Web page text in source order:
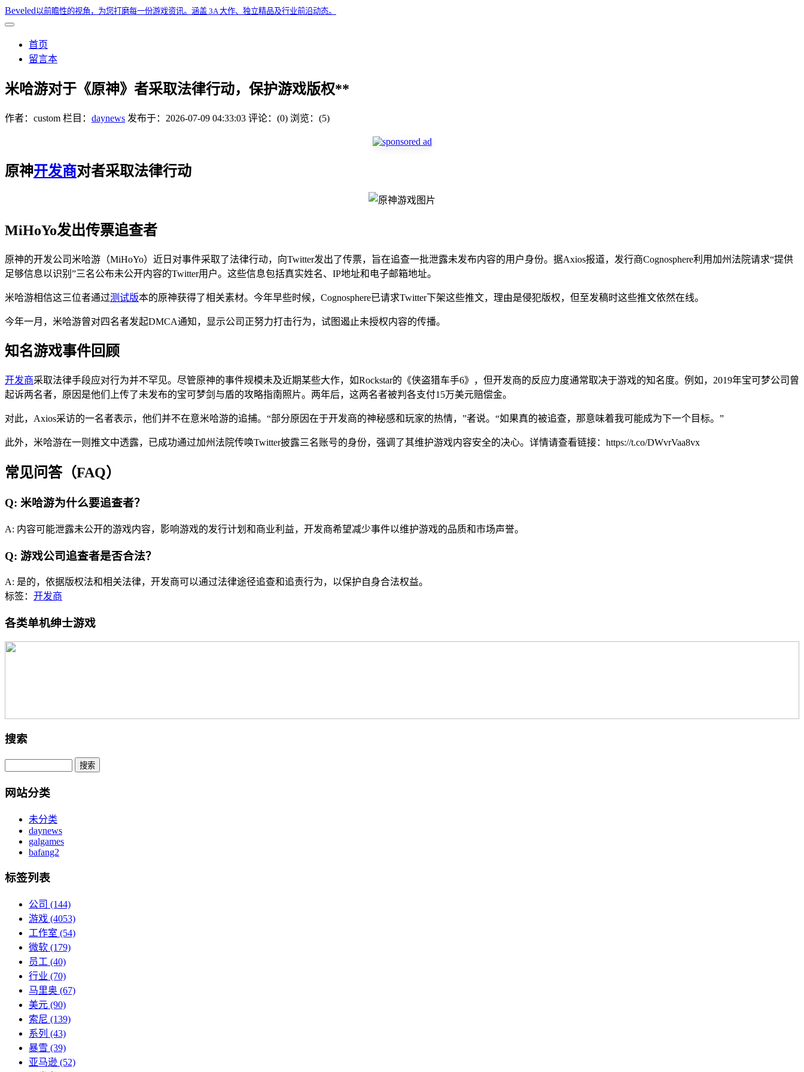
Beveled以前瞻性的视角，为您打磨每一份游戏资讯。涵盖 3A 大作、独立精品及行业前沿动态。
首页
留言本
米哈游对于《原神》者采取法律行动，保护游戏版权**
作者： custom 栏目： daynews 发布于： 2026-07-09 04:33:03 评论：(0) 浏览：(5)
原神开发商对者采取法律行动
MiHoYo发出传票追查者
原神的开发公司米哈游（MiHoYo）近日对事件采取了法律行动，向Twitter发出了传票，旨在追查一批泄露未发布内容的用户身份。据Axios报道，发行商Cognosphere利用加州法院请求“提供
足够信息以识别”三名公布未公开内容的Twitter用户。这些信息包括真实姓名、IP地址和电子邮箱地址。
米哈游相信这三位者通过测试版本的原神获得了相关素材。今年早些时候，Cognosphere已请求Twitter下架这些推文，理由是侵犯版权，但至发稿时这些推文依然在线。
今年一月，米哈游曾对四名者发起DMCA通知，显示公司正努力打击行为，试图遏止未授权内容的传播。
知名游戏事件回顾
开发商采取法律手段应对行为并不罕见。尽管原神的事件规模未及近期某些大作，如Rockstar的《侠盗猎车手6》，但开发商的反应力度通常取决于游戏的知名度。例如，2019年宝可梦公司曾
起诉两名者，原因是他们上传了未发布的宝可梦剑与盾的攻略指南照片。两年后，这两名者被判各支付15万美元赔偿金。
对此，Axios采访的一名者表示，他们并不在意米哈游的追捕。“部分原因在于开发商的神秘感和玩家的热情，”者说。“如果真的被追查，那意味着我可能成为下一个目标。”
此外，米哈游在一则推文中透露，已成功通过加州法院传唤Twitter披露三名账号的身份，强调了其维护游戏内容安全的决心。详情请查看链接：https://t.co/DWvrVaa8vx
常见问答（FAQ）
Q: 米哈游为什么要追查者？
A: 内容可能泄露未公开的游戏内容，影响游戏的发行计划和商业利益，开发商希望减少事件以维护游戏的品质和市场声誉。
Q: 游戏公司追查者是否合法？
A: 是的，依据版权法和相关法律，开发商可以通过法律途径追查和追责行为，以保护自身合法权益。
标签： 开发商
各类单机绅士游戏
搜索
网站分类
未分类
daynews
galgames
bafang2
标签列表
公司 (144)
游戏 (4053)
工作室 (54)
微软 (179)
员工 (40)
行业 (70)
马里奥 (67)
美元 (90)
索尼 (139)
系列 (43)
暴雪 (39)
亚马逊 (52)